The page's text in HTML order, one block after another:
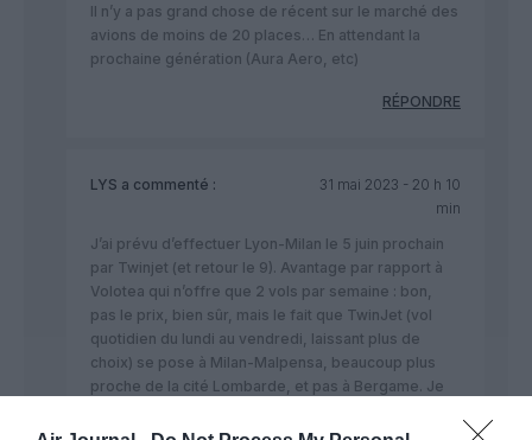
Il n’y a pas grand chose de récent sur le marché des
avions de moins de 20 places… En attendant la
prochaine génération (Aura Aero, etc)
RÉPONDRE
LYS a commenté :
31 mai 2023 - 20 h 10
min
J’ai prévu d’effectuer Lyon-Milan le 5 juin prochain
par Twinjet (et retour le 9). Avantage par rapport à
Volotea qui n’offre que 2 vols par semaine : bon,
pas le prix, bien sûr, mais le fait que TwinJet (vol
quotidien du lundi au vendredi, laissant plus de
choix) se pose à Milan-Malpensa, beaucoup plus
proche de la cité Lombarde, et pas à Bergame. Je
réputé bruyant, aussi ai-je prévu des boules Quiès.